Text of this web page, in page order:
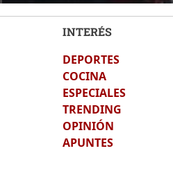
Asesinan a tiktoker César
INTERÉS
DEPORTES
COCINA
ESPECIALES
TRENDING
OPINIÓN
APUNTES